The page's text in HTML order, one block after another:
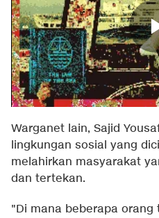
Warganet lain, Sajid
lingkungan sosial yang
melahirkan masyarakat
dan tertekan.
"Di mana beberapa orang